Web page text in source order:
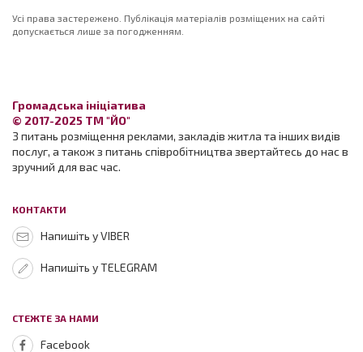
Усі права застережено. Публікація матеріалів розміщених на сайті
допускається лише за погодженням.
Громадська ініціатива
© 2017-2025 ТМ "ЙО"
З питань розміщення реклами, закладів житла та інших видів
послуг, а також з питань співробітництва звертайтесь до нас в
зручний для вас час.
КОНТАКТИ
Напишіть у VIBER
Напишіть у TELEGRAM
СТЕЖТЕ ЗА НАМИ
Facebook